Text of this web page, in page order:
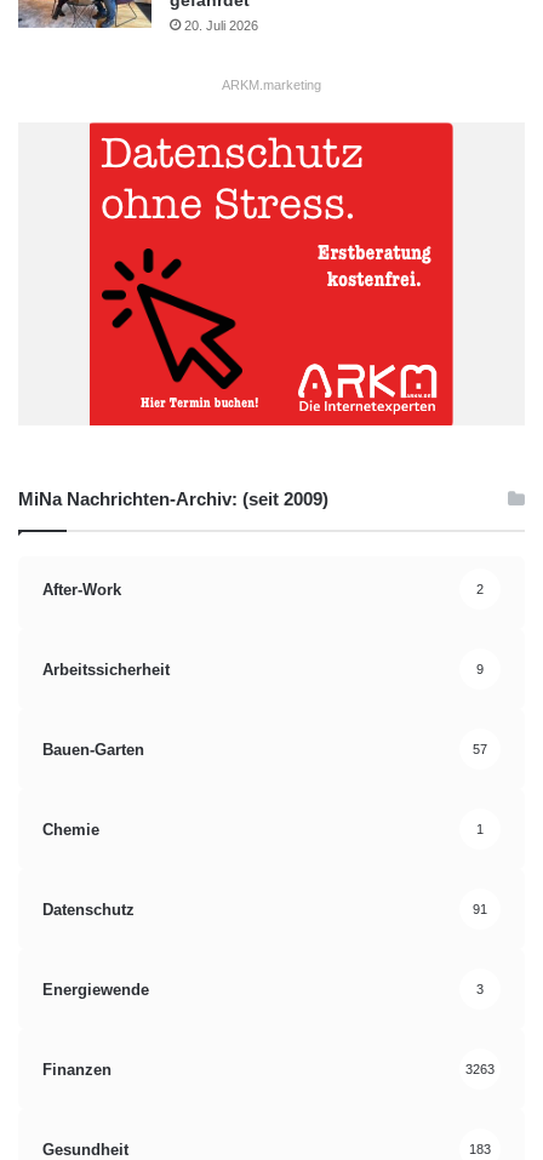
20. Juli 2026
ARKM.marketing
MiNa Nachrichten-Archiv: (seit 2009)
After-Work 2
Arbeitssicherheit 9
Bauen-Garten 57
Chemie 1
Datenschutz 91
Energiewende 3
Finanzen 3263
Gesundheit 183